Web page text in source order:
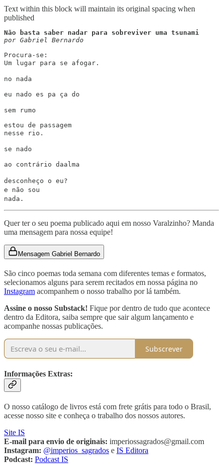
Text within this block will maintain its original spacing when
published
por Gabriel Bernardo
Procura-se:
ㅤUm lugar para se afogar.
no nada
eu nado ㅤes pa ça do
sem rumo
estou de passagem
ㅤnesse rio.
se nado
ao contrário daㅤalma
desconheço o euㅤ?
ㅤe não sou
ㅤnada.
Quer ter o seu poema publicado aqui em nosso Varalzinho? Manda
uma mensagem para nossa equipe!
Mensagem Gabriel Bernardo
São cinco poemas toda semana com diferentes temas e formatos,
selecionamos alguns para serem recitados em nossa página no
Instagram acompanhem o nosso trabalho por lá também.
Assine o nosso Substack! Fique por dentro de tudo que acontece
dentro da Editora, saiba sempre que sair algum lançamento e
acompanhe nossas publicações.
Subscrever
Informações Extras:
O nosso catálogo de livros está com frete grátis para todo o Brasil,
acesse nosso site e conheça o trabalho dos nossos autores.
Site IS
E-mail para envio de originais: imperiossagrados@gmail.com
Instagram: @imperios_sagrados e IS Editora
Podcast: Podcast IS